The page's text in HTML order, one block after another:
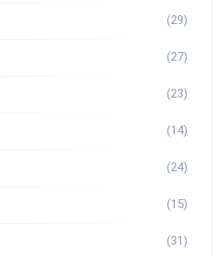
(29)
(27)
(23)
(14)
(24)
(15)
(31)